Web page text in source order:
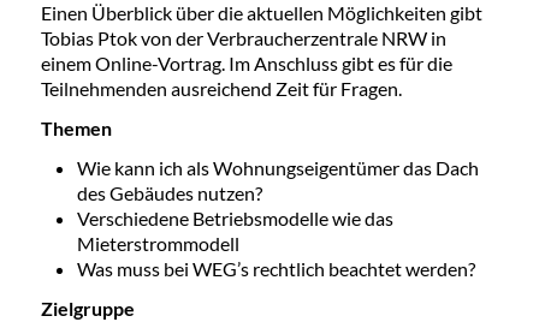
Einen Überblick über die aktuellen Möglichkeiten gibt
Tobias Ptok von der Verbraucherzentrale NRW in
einem Online-Vortrag. Im Anschluss gibt es für die
Teilnehmenden ausreichend Zeit für Fragen.
Themen
Wie kann ich als Wohnungseigentümer das Dach
des Gebäudes nutzen?
Verschiedene Betriebsmodelle wie das
Mieterstrommodell
Was muss bei WEG’s rechtlich beachtet werden?
Zielgruppe